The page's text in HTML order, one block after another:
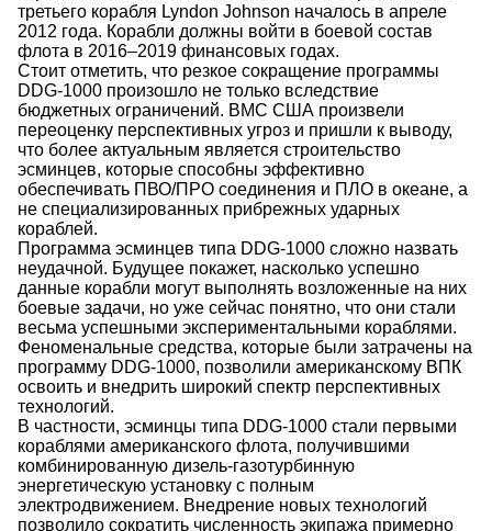
третьего корабля Lyndon Johnson началось в апреле
2012 года. Корабли должны войти в боевой состав
флота в 2016–2019 финансовых годах.
Стоит отметить, что резкое сокращение программы
DDG-1000 произошло не только вследствие
бюджетных ограничений. ВМС США произвели
переоценку перспективных угроз и пришли к выводу,
что более актуальным является строительство
эсминцев, которые способны эффективно
обеспечивать ПВО/ПРО соединения и ПЛО в океане, а
не специализированных прибрежных ударных
кораблей.
Программа эсминцев типа DDG-1000 сложно назвать
неудачной. Будущее покажет, насколько успешно
данные корабли могут выполнять возложенные на них
боевые задачи, но уже сейчас понятно, что они стали
весьма успешными экспериментальными кораблями.
Феноменальные средства, которые были затрачены на
программу DDG-1000, позволили американскому ВПК
освоить и внедрить широкий спектр перспективных
технологий.
В частности, эсминцы типа DDG-1000 стали первыми
кораблями американского флота, получившими
комбинированную дизель-газотурбинную
энергетическую установку с полным
электродвижением. Внедрение новых технологий
позволило сократить численность экипажа примерно